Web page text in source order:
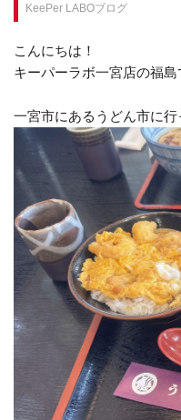
KeePer LABOブログ
こんにちは！
キーパーラボ一宮店の福島
一宮市にあるうどん市に行